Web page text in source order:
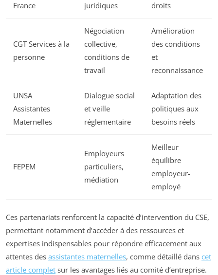
France
juridiques
droits
CGT Services à la
personne
Négociation
collective,
conditions de
travail
Amélioration
des conditions
et
reconnaissance
UNSA
Assistantes
Maternelles
Dialogue social
et veille
réglementaire
Adaptation des
politiques aux
besoins réels
FEPEM
Employeurs
particuliers,
médiation
Meilleur
équilibre
employeur-
employé
Ces partenariats renforcent la capacité d’intervention du CSE,
permettant notamment d’accéder à des ressources et
expertises indispensables pour répondre efficacement aux
attentes des assistantes maternelles, comme détaillé dans cet
article complet sur les avantages liés au comité d’entreprise.